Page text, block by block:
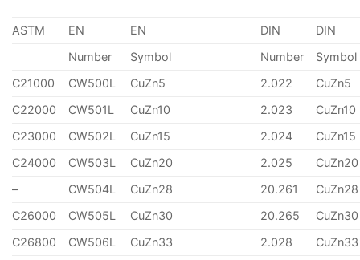
ASTM EN EN DIN
DIN
Number
Symbol Number
Symbol
C21000
CW500L CuZn5 2.022
CuZn5
C22000
CW501L CuZn10 2.023
CuZn10
C23000
CW502L CuZn15 2.024
CuZn15
C24000
CW503L CuZn20 2.025
CuZn20
–
CW504L CuZn28 20.261
CuZn28
C26000
CW505L CuZn30 20.265
CuZn30
C26800
CW506L CuZn33 2.028
CuZn33